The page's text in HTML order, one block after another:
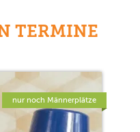
TERMINE
nur noch Männerplätze